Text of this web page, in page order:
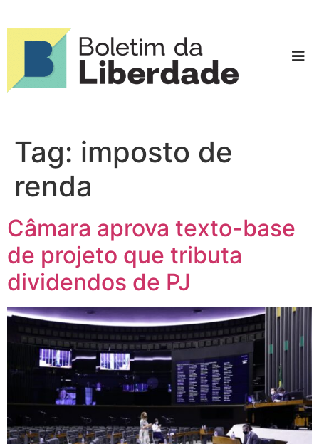
Tag: imposto de
renda
Câmara aprova texto-base
de projeto que tributa
dividendos de PJ